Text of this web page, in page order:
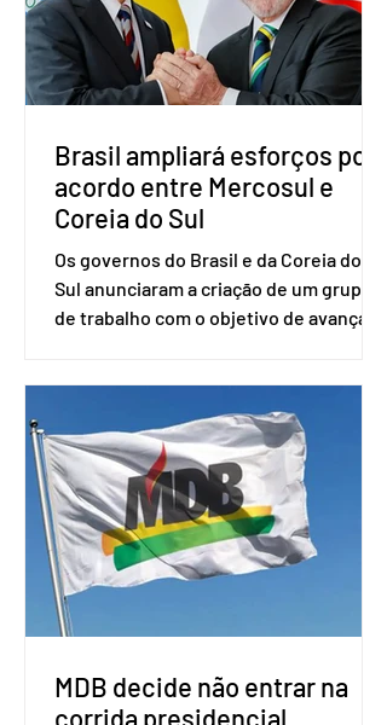
senador Eduardo Girão, filiado ao Novo
desde fevereiro de 2023. Formado em
administração de empresas pela
Fundaç
Brasil ampliará esforços por
acordo entre Mercosul e
Coreia do Sul
Os governos do Brasil e da Coreia do
Sul anunciaram a criação de um grupo
de trabalho com o objetivo de avançar
Uruguai, além de outros países
associados. “Decidimos criar um grupo
de trabalho que vai identificar
sensibilidades dos dois lados e evitar
que elas sejam um empecilho para a
retomada das negociações de um
acordo do Mercosul com a Coreia”,
disse o presiden
MDB decide não entrar na
corrida presidencial